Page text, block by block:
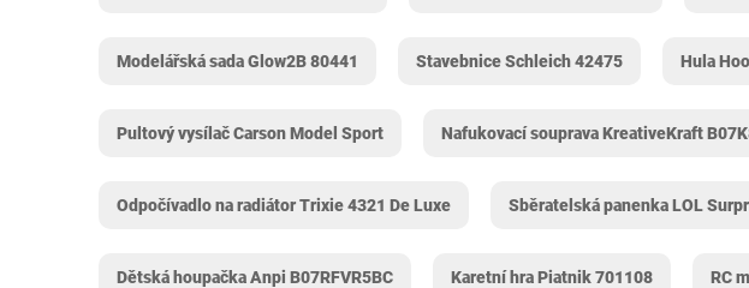
Modelářská sada Glow2B 80441 Stavebnice Schleich 42475 Hula
Pultový vysílač Carson Model Sport Nafukovací souprava KreativeKraft
Odpočívadlo na radiátor Trixie 4321 De Luxe Sběratelská panenka LOL
Dětská houpačka Anpi B07RFVR5BC Karetní hra Piatnik 701108 RC